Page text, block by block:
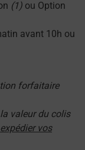
(1) ou Option
avant 10h ou
forfaitaire
valeur du colis
expédier vos